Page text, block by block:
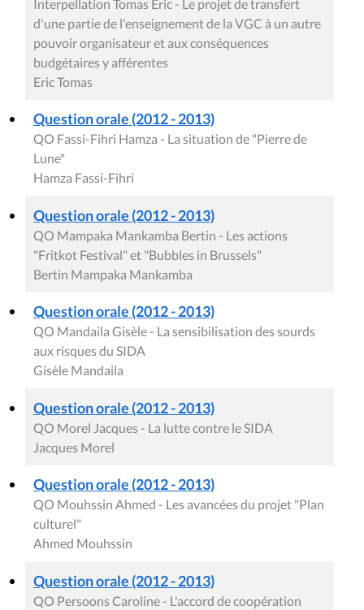
Interpellation Tomas Eric - Le projet de transfert
d'une partie de l'enseignement de la VGC à un autre
pouvoir organisateur et aux conséquences
budgétaires y afférentes
Eric Tomas
Question orale (2012 - 2013)
QO Fassi-Fihri Hamza - La situation de "Pierre de
Lune"
Hamza Fassi-Fihri
Question orale (2012 - 2013)
QO Mampaka Mankamba Bertin - Les actions
"Fritkot Festival" et "Bubbles in Brussels"
Bertin Mampaka Mankamba
Question orale (2012 - 2013)
QO Mandaila Gisèle - La sensibilisation des sourds
aux risques du SIDA
Gisèle Mandaila
Question orale (2012 - 2013)
QO Morel Jacques - La lutte contre le SIDA
Jacques Morel
Question orale (2012 - 2013)
QO Mouhssin Ahmed - Les avancées du projet "Plan
culturel"
Ahmed Mouhssin
Question orale (2012 - 2013)
QO Persoons Caroline - L'accord de coopération